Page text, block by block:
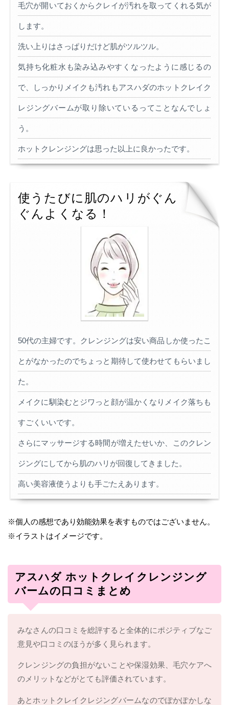
毛穴が開いておくからクレイが汚れを取ってくれる気が
します。
洗い上りはさっぱりだけど肌がツルツル。
気持ち化粧水も染み込みやすくなったように感じるの
で、しっかりメイクも汚れもアスハダのホットクレイク
レジングバームが取り除いているってことなんでしょ
う。
ホットクレンジングは思った以上に良かったです。
使うたびに肌のハリがぐん
ぐんよくなる！
50代の主婦です。クレンジングは安い商品しか使ったこ
とがなかったのでちょっと期待して使わせてもらいまし
た。
メイクに馴染むとジワっと顔が温かくなりメイク落ちも
すごくいいです。
さらにマッサージする時間が増えたせいか、このクレン
ジングにしてから肌のハリが回復してきました。
高い美容液使うよりも手ごたえあります。
※個人の感想であり効能効果を表すものではございません。
※イラストはイメージです。
アスハダ ホットクレイクレンジング
バームの口コミまとめ
みなさんの口コミを総評すると全体的にポジティブなご
意見や口コミのほうが多く見られます。
クレンジングの負担がないことや保湿効果、毛穴ケアへ
のメリットなどがとても評価されています。
あとホットクレイクレジングバームなのでぽかぽかしな